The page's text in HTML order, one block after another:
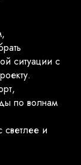
ситуации с
по волнам
и